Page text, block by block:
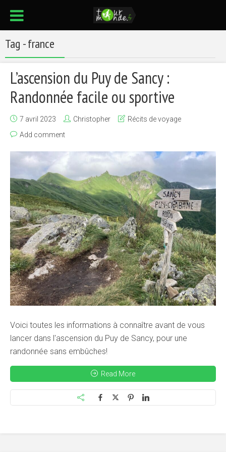
Tag - france
L’ascension du Puy de Sancy :
Randonnée facile ou sportive
7 avril 2023 Christopher
Récits de voyage
Add comment
Voici toutes les informations à connaître avant de vous
lancer dans l'ascension du Puy de Sancy, pour une
randonnée sans embûches!
Read More